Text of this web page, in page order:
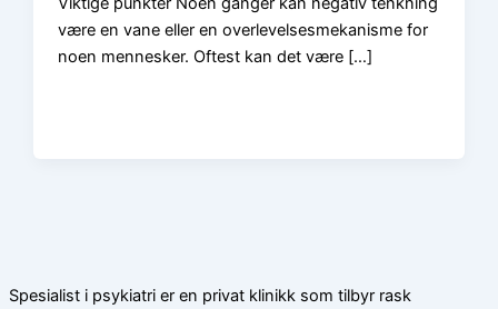
være en vane eller en overlevelsesmekanisme for
noen mennesker. Oftest kan det være […]
Spesialist i psykiatri er en privat klinikk som tilbyr rask